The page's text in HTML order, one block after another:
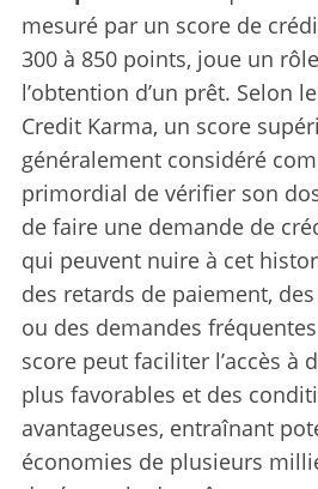
mesuré par un score de
300 à 850 points, joue un
l’obtention d’un prêt. Selon
Credit Karma, un score
généralement considéré
primordial de vérifier son
de faire une demande de
qui peuvent nuire à cet
des retards de paiement,
ou des demandes
score peut faciliter l’accès à
plus favorables et des
avantageuses, entraînant
économies de plusieurs